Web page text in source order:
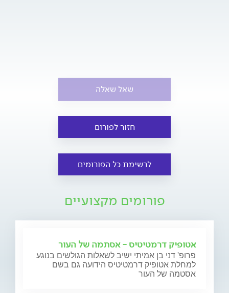
שאל שאלה
חזור לפורום
לרשימת כל הפורומים
פורומים מקצועיים
אטופיק דרמטיטיס - אסתמה של העור
פרופ' דני בן אמיתי ישיב לשאלות הגולשים בנוגע
למחלת אטופיק דרמטיטיס הידועה גם בשם
אסטמה של העור